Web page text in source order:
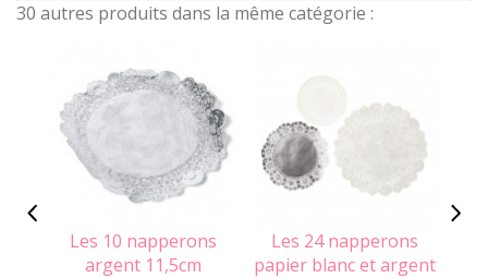
30 autres produits dans la même catégorie :
Les 10 napperons
argent 11,5cm
Les 24 napperons
papier blanc et argent